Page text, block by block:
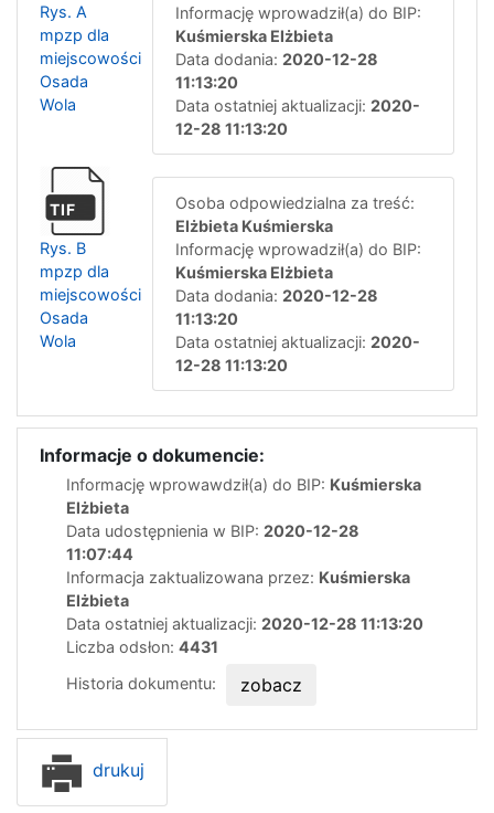
Rys. A
mpzp dla
miejscowości
Osada
Wola
Informację wprowadził(a) do BIP:
Kuśmierska Elżbieta
Data dodania: 2020-12-28
11:13:20
Data ostatniej aktualizacji: 2020-
12-28 11:13:20
TIF
Rys. B
mpzp dla
miejscowości
Osada
Wola
Osoba odpowiedzialna za treść:
Elżbieta Kuśmierska
Informację wprowadził(a) do BIP:
Kuśmierska Elżbieta
Data dodania: 2020-12-28
11:13:20
Data ostatniej aktualizacji: 2020-
12-28 11:13:20
Informacje o dokumencie:
Informację wprowawdził(a) do BIP: Kuśmierska
Elżbieta
Data udostępnienia w BIP: 2020-12-28
11:07:44
Informacja zaktualizowana przez: Kuśmierska
Elżbieta
Data ostatniej aktualizacji: 2020-12-28 11:13:20
Liczba odsłon: 4431
Historia dokumentu:
zobacz
drukuj